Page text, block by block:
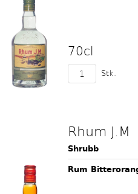
70cl
Stk.
Rhum J.M
Shrubb
Rum